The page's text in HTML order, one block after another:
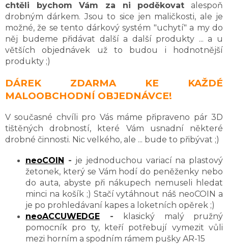
chtěli bychom Vám za ni poděkovat alespoň
drobným dárkem. Jsou to sice jen maličkosti, ale je
možné, že se tento dárkový systém "uchytí" a my do
něj budeme přidávat další a další produkty ... a u
větších objednávek už to budou i hodnotnější
produkty ;)
DÁREK ZDARMA KE KAŽDÉ
MALOOBCHODNÍ OBJEDNÁVCE!
V současné chvíli pro Vás máme připraveno pár 3D
tištěných drobností, které Vám usnadní některé
drobné činnosti. Nic velkého, ale ... bude to přibývat ;)
neoCOIN - je jednoduchou variací na plastový
žetonek, který se Vám hodí do peněženky nebo
do auta, abyste při nákupech nemuseli hledat
minci na košík ;) Stačí vytáhnout náš neoCOIN a
je po prohledávaní kapes a loketních opěrek ;)
neoACCUWEDGE -
klasický malý pružný
pomocník pro ty, kteří potřebují vymezit vůli
mezi horním a spodním rámem pušky AR-15